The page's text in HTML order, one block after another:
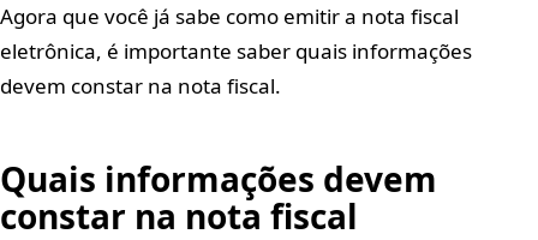
Agora que você já sabe como emitir a nota fiscal
eletrônica, é importante saber quais informações
devem constar na nota fiscal.
Quais informações devem
constar na nota fiscal